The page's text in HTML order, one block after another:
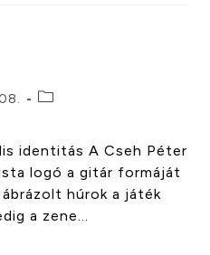
identitás A Cseh Péter
logó a gitár formáját
ábrázolt húrok a játék
a zene…